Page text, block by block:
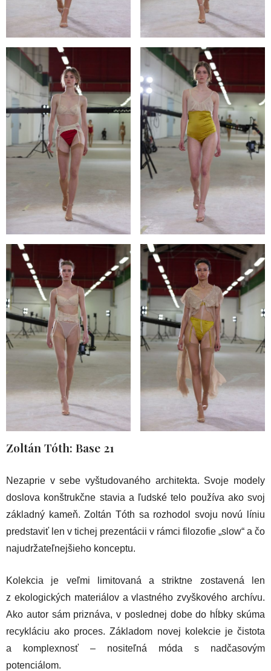
Zoltán Tóth: Base 21
Nezaprie v sebe vyštudovaného architekta. Svoje modely
doslova konštrukčne stavia a ľudské telo používa ako svoj
základný kameň. Zoltán Tóth sa rozhodol svoju novú líniu
predstaviť len v tichej prezentácii v rámci filozofie „slow“ a čo
najudržateľnejšieho konceptu.
Kolekcia je veľmi limitovaná a striktne zostavená len
z ekologických materiálov a vlastného zvyškového archívu.
Ako autor sám priznáva, v poslednej dobe do hĺbky skúma
recykláciu ako proces. Základom novej kolekcie je čistota
a komplexnosť – nositeľná móda s nadčasovým
potenciálom.